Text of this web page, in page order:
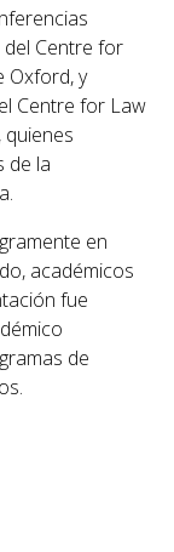
Centre for
Oxford, y
Centre for Law
de la
en
académicos
fue
de